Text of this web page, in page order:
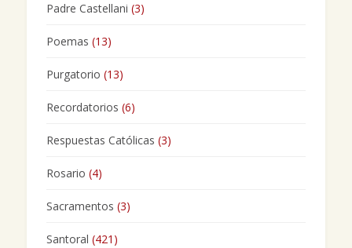
Padre Castellani (3)
Poemas (13)
Purgatorio (13)
Recordatorios (6)
Respuestas Católicas (3)
Rosario (4)
Sacramentos (3)
Santoral (421)